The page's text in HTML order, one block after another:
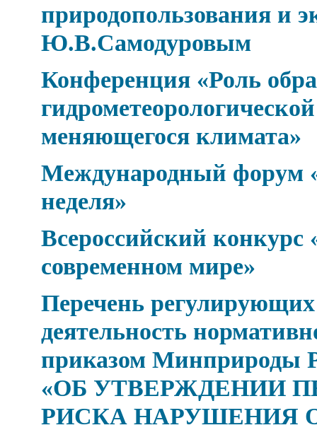
природопользования и
Ю.В.Самодуровым
Конференция «Роль
меняющегося климата»
Международный форум
неделя»
Всероссийский конкурс
современном мире»
Перечень
деятельность
приказом Минприроды
«ОБ УТВЕРЖДЕНИИ
РИСКА НАРУШЕНИЯ